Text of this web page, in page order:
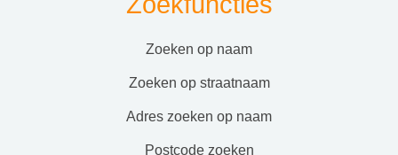
zoeken op naam
zoeken op straatnaam
adres zoeken op naam
postcode zoeken